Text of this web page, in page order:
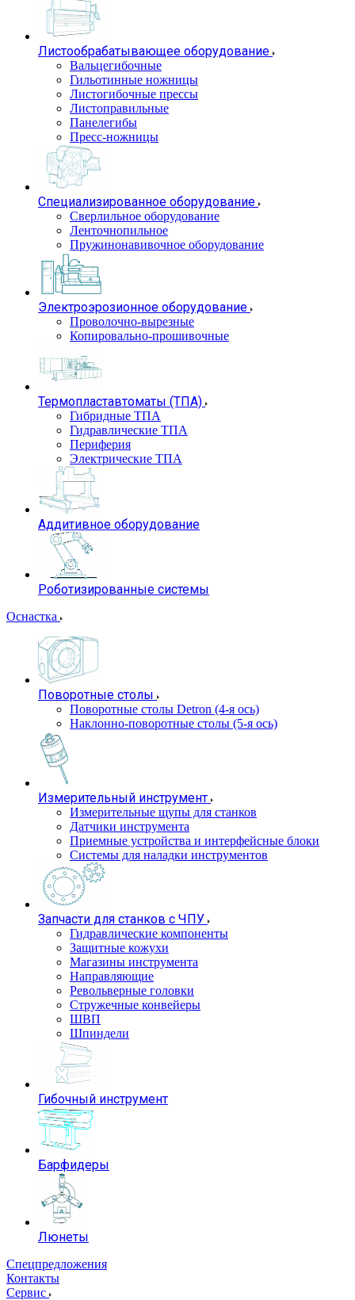
Листообрабатывающее оборудование
Вальцегибочные
Гильотинные ножницы
Листогибочные прессы
Листоправильные
Панелегибы
Пресс-ножницы
Специализированное оборудование
Сверлильное оборудование
Ленточнопильное
Пружинонавивочное оборудование
Электроэрозионное оборудование
Проволочно-вырезные
Копировально-прошивочные
Термопластавтоматы (ТПА)
Гибридные ТПА
Гидравлические ТПА
Периферия
Электрические ТПА
Аддитивное оборудование
Роботизированные системы
Оснастка
Поворотные столы
Поворотные столы Detron (4-я ось)
Наклонно-поворотные столы (5-я ось)
Измерительный инструмент
Измерительные щупы для станков
Датчики инструмента
Приемные устройства и интерфейсные блоки
Системы для наладки инструментов
Запчасти для станков с ЧПУ
Гидравлические компоненты
Защитные кожухи
Магазины инструмента
Направляющие
Револьверные головки
Стружечные конвейеры
ШВП
Шпиндели
Гибочный инструмент
Барфидеры
Люнеты
Спецпредложения
Контакты
Сервис